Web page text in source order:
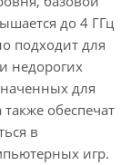
до 4 ГГц
подходит для
недорогих
для
обеспечат
в
игр.